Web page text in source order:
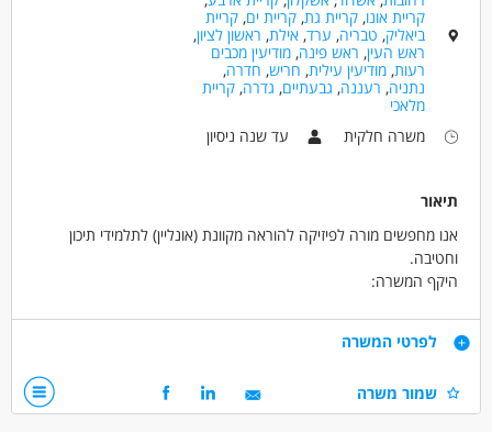
קריית אונו,קריית גת,קריית ים,קריית
ביאליק, טבריה, ערד,אילת, ראשון לציון,
ראש העין, ראש פינה,מודיעין מכבים
רעות,מודיעין עילית, חריש, חדרה,
נתניה, רעננה, גבעתיים, גדרה,קריית
מלאכי
משרה חלקית
עד שנה ניסיון
תיאור
אנו מחפשים מורה לפיזיקה להוראה מקוונת (אונליין) לתלמידי תיכון
וחטיבה.
היקף המשרה:
הלוז נקבע על ידי המרכז (אין התעסקות עם זה)
שכר הולם
אפשרויות קידום והתפתחות מקצועית
דרישות
שליטה טובה בשפה הרוסית
לפרטי המשרה
שמור משרה